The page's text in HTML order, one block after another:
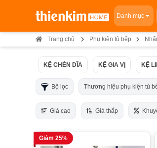
Danh mục
Trang chủ Phụ kiện tủ bếp
KỆ CHÉN DĨA KỆ GIA VỊ KỆ
Bộ lọc Thương hiệu phụ kiện tủ
Giá cao Giá thấp
Giảm 25%